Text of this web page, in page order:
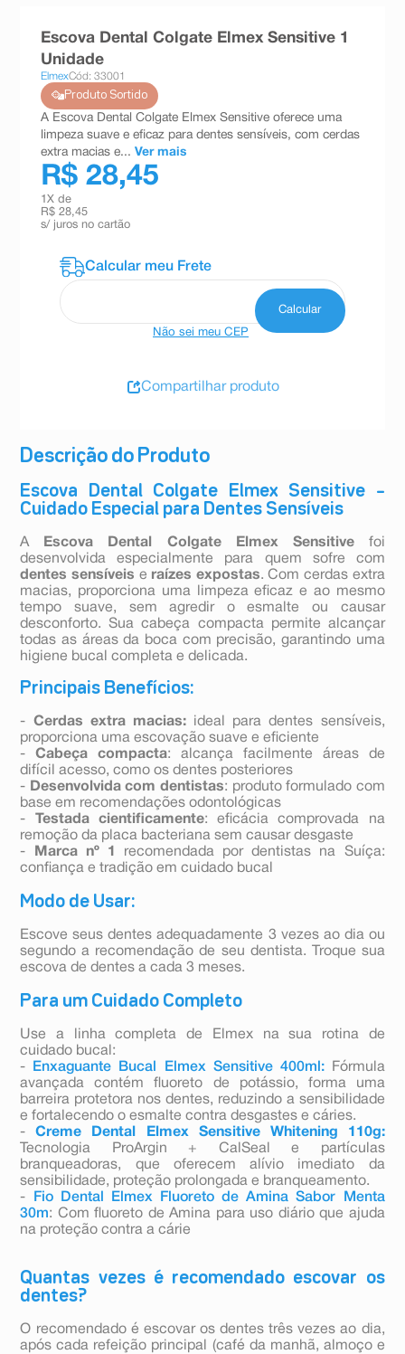
Descrição do Produto
Escova Dental Colgate Elmex Sensitive –
Cuidado Especial para Dentes Sensíveis
A Escova Dental Colgate Elmex Sensitivefoi
desenvolvida especialmente para quem sofre com
dentes sensíveis e raízes expostas. Com cerdas extra
macias, proporciona uma limpeza eficaz e ao mesmo
tempo suave, sem agredir o esmalte ou causar
desconforto. Sua cabeça compacta permite alcançar
todas as áreas da boca com precisão, garantindo uma
higiene bucal completa e delicada.
Principais Benefícios:
- Cerdas extra macias:ideal para dentes sensíveis,
proporciona uma escovação suave e eficiente
-Cabeça compacta: alcança facilmente áreas de
difícil acesso, como os dentes posteriores
- Desenvolvida com dentistas: produto formulado com
base em recomendações odontológicas
-
Testada cientificamente: eficácia comprovada na
remoção da placa bacteriana sem causar desgaste
-
Marca nº 1
recomendada por dentistas na Suíça:
confiança e tradição em cuidado bucal
Modo de Usar:
Escove seus dentes adequadamente 3 vezes ao dia ou
segundo a recomendação de seu dentista. Troque sua
escova de dentes a cada 3 meses.
Para um Cuidado Completo
Use a linha completa de Elmex na sua rotina de
cuidado bucal:
-
Enxaguante Bucal Elmex Sensitive 400ml:Fórmula
avançada contém fluoreto de potássio, forma uma
barreira protetora nos dentes, reduzindo a sensibilidade
e fortalecendo o esmalte contra desgastes e cáries.
-Creme Dental Elmex Sensitive Whitening 110g:
Tecnologia ProArgin + CalSeal e partículas
branqueadoras, que oferecem alívio imediato da
sensibilidade, proteção prolongada e branqueamento.
-
Fio Dental Elmex Fluoreto de Amina Sabor Menta
30m: Com fluoreto de Amina para uso diário que ajuda
na proteção contra a cárie
Quantas vezes é recomendado escovar os
dentes?
O recomendado é escovar os dentes três vezes ao dia,
após cada refeição principal (café da manhã, almoço e
Escova Dental Colgate Elmex Sensitive 1
Unidade
ElmexCód: 33001
Produto Sortido
A Escova Dental Colgate Elmex Sensitive oferece uma
limpeza suave e eficaz para dentes sensíveis, com cerdas
extra macias e... Ver mais
R$ 28,45
1 X de
R$ 28,45
s/ juros no cartão
Não sei meu CEP
Compartilhar produto
esmalte
10ºabsorvente